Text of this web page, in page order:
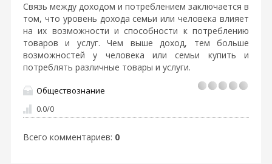
Связь между доходом и потреблением заключается в
том, что уровень дохода семьи или человека влияет
на их возможности и способности к потреблению
товаров и услуг. Чем выше доход, тем больше
возможностей у человека или семьи купить и
потреблять различные товары и услуги.
Обществознание
0.0/0
Всего комментариев: 0